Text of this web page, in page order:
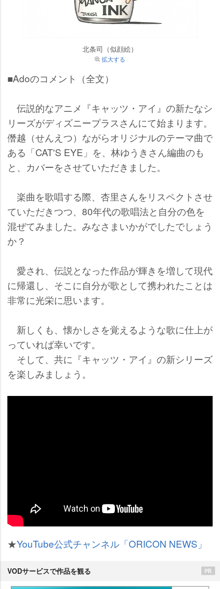
北条司（似顔絵）
拡大する
■Adoのコメント（全文）
伝説的なアニメ『キャッツ・アイ』の新たなシ
リーズがディズニープラスさんにて始まります。
僭越（せんえつ）ながらオリジナルのテーマ曲で
ある「CAT'S EYE」を、林ゆうきさん編曲のも
と、カバーをさせていただきました。
楽曲を歌唱する際、杏里さんをリスペクトさせ
ていただきつつ、80年代の歌唱法と自分の色を
混ぜてみました。みなさまいかがでしたでしょう
か？
愛され、伝説となった作品が輝きを増して現代
に帰還し、そこに自分が歌として携われたことは
非常に光栄に思います。
新しくも、懐かしさを覚えるような歌に仕上が
っていれば幸いです。
そして、共に『キャッツ・アイ』の新シリーズ
を楽しみましょう。
★YouTube公式チャンネル「ORICON NEWS」
VODサービスで作品を観る